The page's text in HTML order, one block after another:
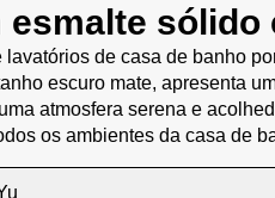
sólido
lavatórios de casa de banho
escuro mate, apresenta
atmosfera serena e
os ambientes da casa de